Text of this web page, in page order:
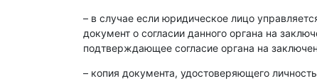
– в случае если юридическое лицо
документ о согласии данного органа на
подтверждающее согласие органа на
– копия документа, удостоверяющего